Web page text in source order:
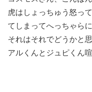
虎はしょっちゅう怒っ
てしまってへっちゃら
それはそれでどうかと
アルくんとジュピくん